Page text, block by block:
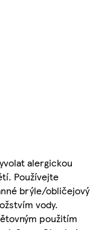
alergickou
Používejte
brýle/obličejový
vody.
použitím